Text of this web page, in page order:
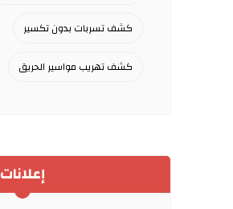
كشف تسربات بدون تكسير
كشف تهريب مواسير الحريق
إعلانات